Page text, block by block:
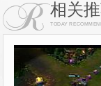
相关
TODAY